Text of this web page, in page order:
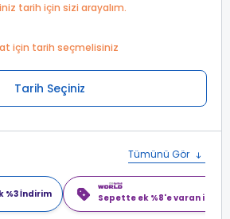
tarih için sizi arayalım.
için tarih seçmelisiniz
Tarih Seçiniz
Tümünü Gör
%3 İndirim Sepette ek %8'e varan